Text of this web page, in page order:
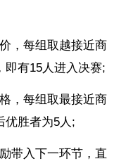
，每组取越接近商
即有15人进入决赛;
，每组取最接近商
优胜者为5人;
带入下一环节，直